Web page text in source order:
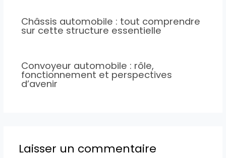
Châssis automobile : tout comprendre
sur cette structure essentielle
Convoyeur automobile : rôle,
fonctionnement et perspectives
d’avenir
Laisser un commentaire